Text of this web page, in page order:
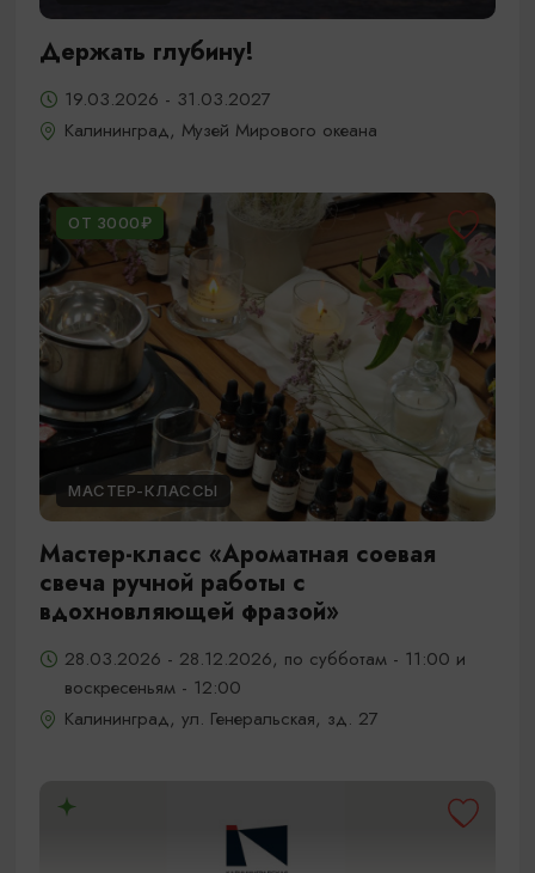
Держать глубину!
19.03.2026 - 31.03.2027
Калининград, Музей Мирового океана
ОТ 3000₽
МАСТЕР-КЛАССЫ
Мастер-класс «Ароматная соевая
свеча ручной работы с
вдохновляющей фразой»
28.03.2026 - 28.12.2026, по субботам - 11:00 и
воскресеньям - 12:00
Калининград, ул. Генеральская, зд. 27